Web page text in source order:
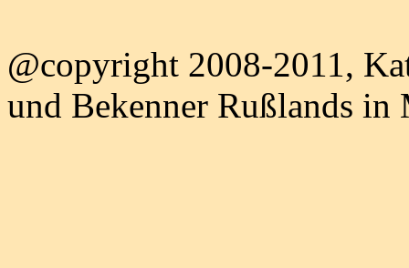
@copyright 2008-2011,
und Bekenner Rußlands in